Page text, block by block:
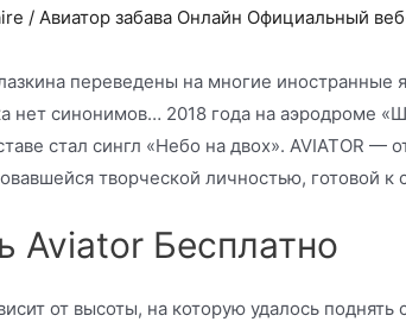
/Авиатор забава Онлайн Официальный
переведены на многие иностранные
нет синонимов… 2018 года на аэродроме
стал сингл «Небо на двох». AVIATOR —
творческой личностью, готовой к
Aviator Бесплатно
от высоты, на которую удалось